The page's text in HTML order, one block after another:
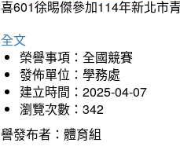
601徐晹傑參加114年新北市
文
榮譽事項：全國競賽
發佈單位：學務處
建立時間：2025-04-07
瀏覽次數：342
發布者：體育組